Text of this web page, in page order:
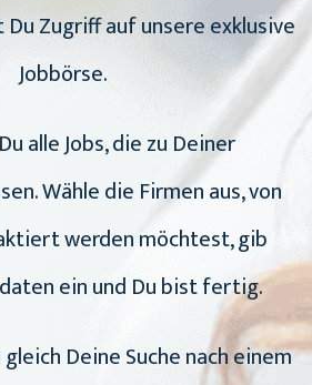
Du Zugriff auf unsere exklusive
Jobbörse.
alle Jobs, die zu Deiner
Wähle die Firmen aus, von
werden möchtest, gib
ein und Du bist fertig.
Deine Suche nach einem